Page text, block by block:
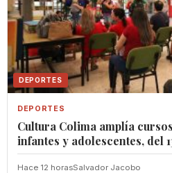
DEPORTES
DEPORTES
Cultura Colima amplía
infantes y adolescentes, del
Hace 12 horasSalvador Jacobo